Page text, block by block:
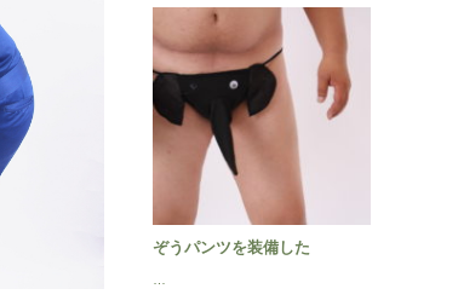
ぞうパンツを装備した